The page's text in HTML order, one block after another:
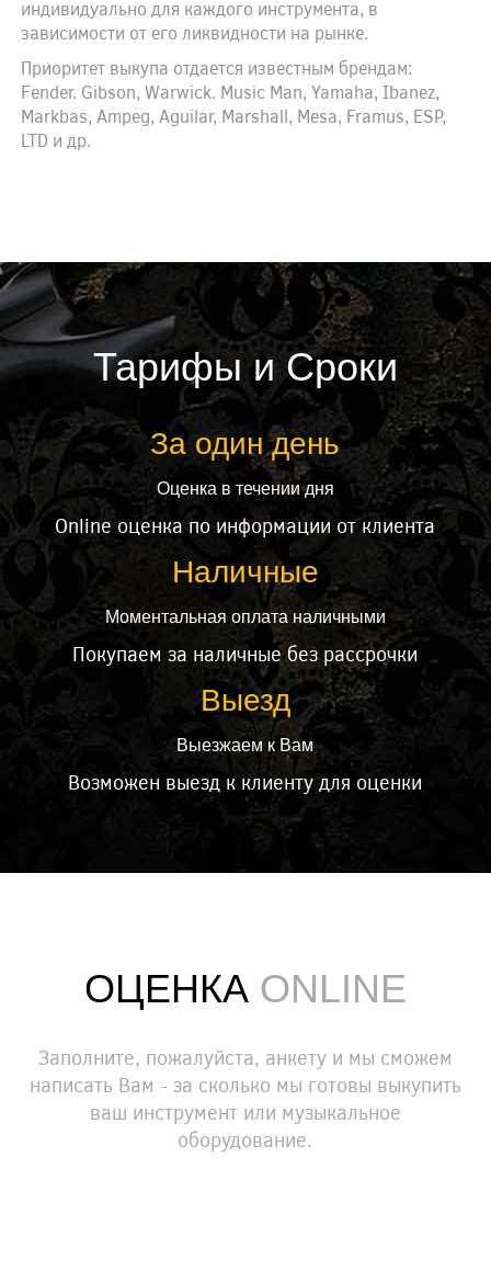
индивидуально для каждого инструмента, в
зависимости от его ликвидности на рынке.
Приоритет выкупа отдается известным брендам:
Fender. Gibson, Warwick. Music Man, Yamaha, Ibanez,
Markbas, Ampeg, Aguilar, Marshall, Mesa, Framus, ESP,
LTD и др.
Тарифы и Сроки
За один день
Оценка в течении дня
Online оценка по информации от клиента
Наличные
Моментальная оплата наличными
Покупаем за наличные без рассрочки
Выезд
Выезжаем к Вам
Возможен выезд к клиенту для оценки
ОЦЕНКАONLINE
Заполните, пожалуйста, анкету и мы сможем
написать Вам - за сколько мы готовы выкупить
ваш инструмент или музыкальное
оборудование.